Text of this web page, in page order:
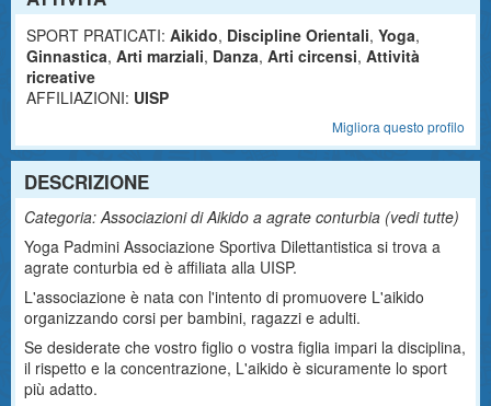
SPORT PRATICATI: Aikido, Discipline Orientali, Yoga,
Ginnastica, Arti marziali, Danza, Arti circensi, Attività
ricreative
AFFILIAZIONI: UISP
Migliora questo profilo
DESCRIZIONE
Categoria: Associazioni di Aikido a agrate conturbia (vedi tutte)
Yoga Padmini Associazione Sportiva Dilettantistica si trova a
agrate conturbia ed è affiliata alla UISP.
L'associazione è nata con l'intento di promuovere L'aikido
organizzando corsi per bambini, ragazzi e adulti.
Se desiderate che vostro figlio o vostra figlia impari la disciplina,
il rispetto e la concentrazione, L'aikido è sicuramente lo sport
più adatto.